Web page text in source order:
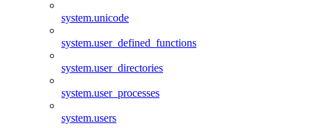
system.unicode
system.user_defined_functions
system.user_directories
system.user_processes
system.users